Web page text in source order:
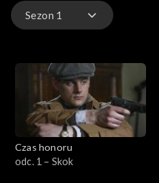
Sezon 1
Sezon 2
Sezon 3
Sezon 4
Czas honoru
odc. 1 – Skok